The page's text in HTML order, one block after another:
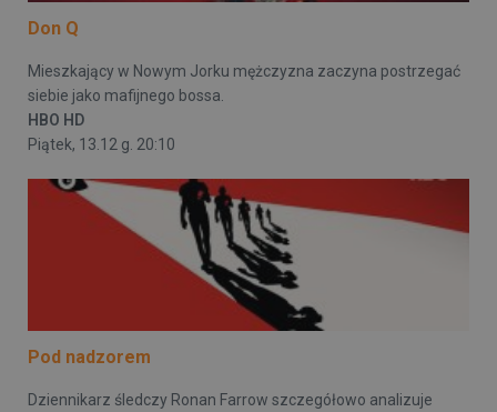
Don Q
Mieszkający w Nowym Jorku mężczyzna zaczyna postrzegać
siebie jako mafijnego bossa.
HBO HD
Piątek, 13.12 g. 20:10
Pod nadzorem
Dziennikarz śledczy Ronan Farrow szczegółowo analizuje